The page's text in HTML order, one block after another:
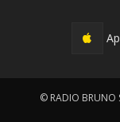
© RADIO